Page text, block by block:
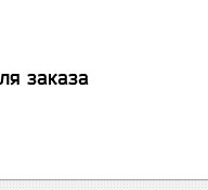
заказа